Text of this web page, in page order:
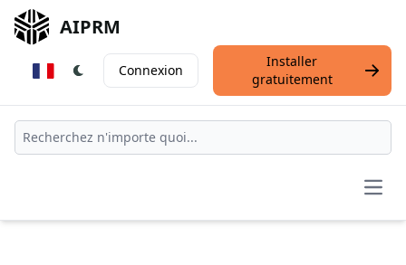
AIPRM
Connexion
Installer
gratuitement